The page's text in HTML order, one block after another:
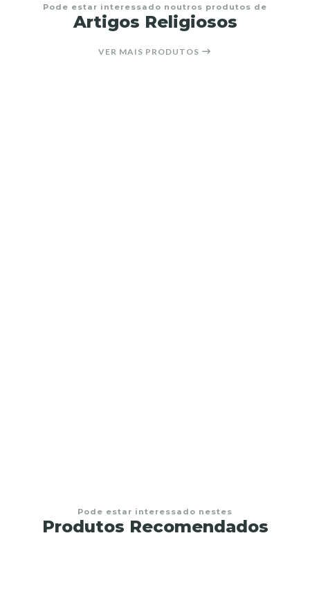
Pode estar interessado noutros produtos de
Artigos Religiosos
VER MAIS PRODUTOS
Pode estar interessado nestes
Produtos Recomendados